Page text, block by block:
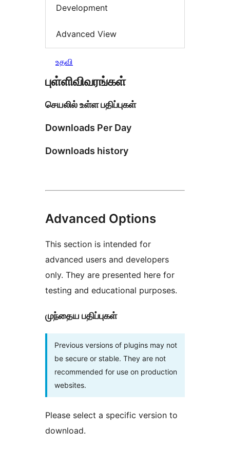
Development
Advanced View
உதவி
புள்ளிவிவரங்கள்
செயலில் உள்ள பதிப்புகள்
Downloads Per Day
Downloads history
Advanced Options
This section is intended for
advanced users and developers
only. They are presented here for
testing and educational purposes.
முந்தைய பதிப்புகள்
Previous versions of plugins may not
be secure or stable. They are not
recommended for use on production
websites.
Please select a specific version to
download.